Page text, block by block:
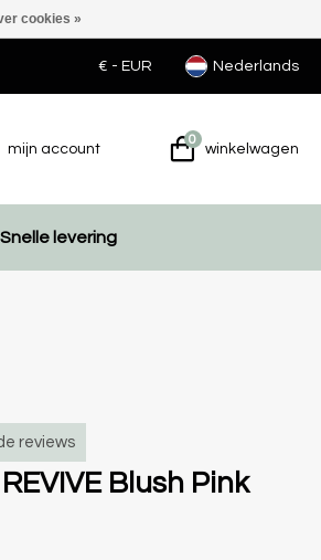
€ - EUR Nederlands
mijn account
0
winkelwagen
Snelle levering
reviews
Blush Pink
cookies »